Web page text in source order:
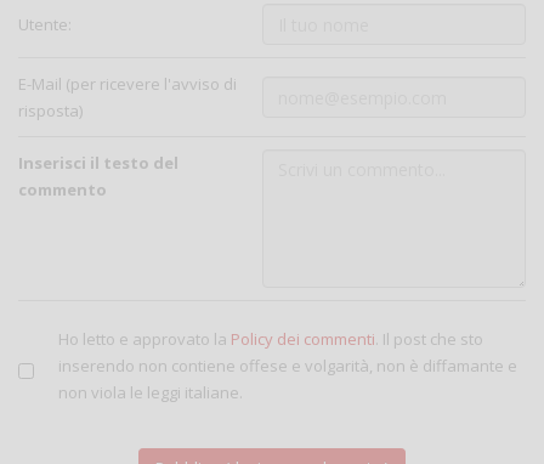
Utente:
E-Mail (per ricevere l'avviso di
risposta)
Inserisci il testo del
commento
Ho letto e approvato la Policy dei commenti. Il post che sto
inserendo non contiene offese e volgarità, non è diffamante e
non viola le leggi italiane.